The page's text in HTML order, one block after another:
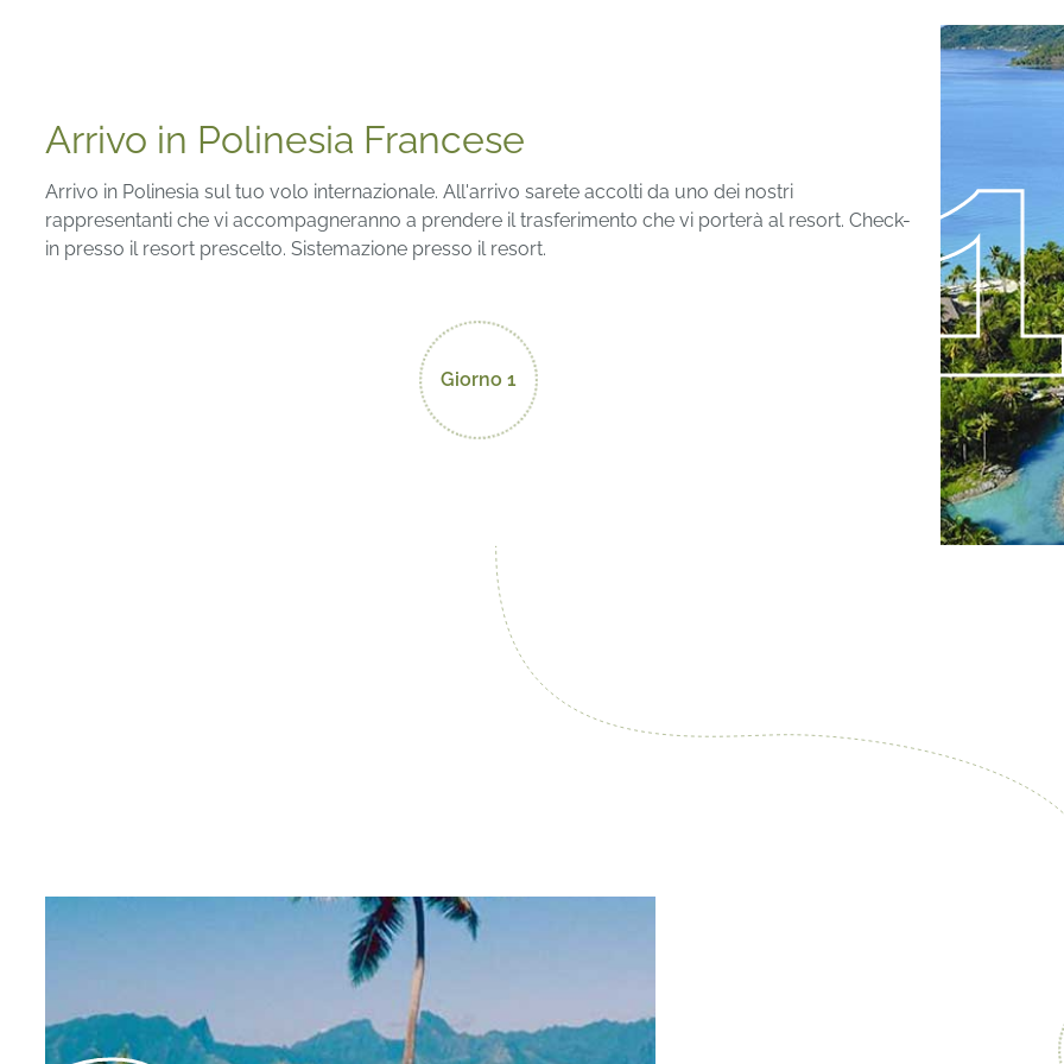
Arrivo in Polinesia Francese
Arrivo in Polinesia sul tuo volo internazionale. All'arrivo sarete accolti da uno dei nostri
rappresentanti che vi accompagneranno a prendere il trasferimento che vi porterà al resort. Check-
in presso il resort prescelto. Sistemazione presso il resort.
Giorno 1